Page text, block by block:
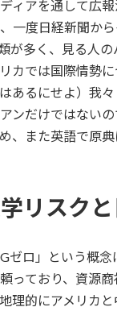
ィアを通して広
一度日経新聞か
が多く、見る人
カでは国際情勢
あるにせよ）我
ンだけではない
、また英語で原
リスクと
ゼロ」という概
っており、資源
理的にアメリカ